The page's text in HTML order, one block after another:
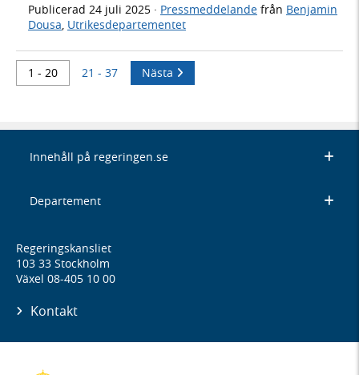
Publicerad 24 juli 2025 · Pressmeddelande från Benjamin
Dousa Utrikesdepartementet
1 - 20 21 - 37 Nästa
Innehåll på regeringen.se
Departement
Regeringskansliet
103 33 Stockholm
Växel 08-405 10 00
Kontakt